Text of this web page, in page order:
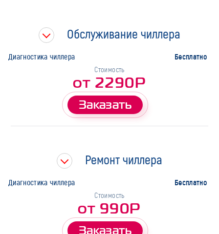
Обслуживание чиллера
Диагностика чиллера Бесплатно
Стоимость
от 2290Р
Заказать
Ремонт чиллера
Диагностика чиллера Бесплатно
Стоимость
от 990Р
Заказать